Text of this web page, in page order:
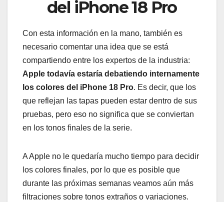
del iPhone 18 Pro
Con esta información en la mano, también es
necesario comentar una idea que se está
compartiendo entre los expertos de la industria:
Apple todavía estaría debatiendo internamente
los colores del iPhone 18 Pro. Es decir, que los
que reflejan las tapas pueden estar dentro de sus
pruebas, pero eso no significa que se conviertan
en los tonos finales de la serie.
A Apple no le quedaría mucho tiempo para decidir
los colores finales, por lo que es posible que
durante las próximas semanas veamos aún más
filtraciones sobre tonos extraños o variaciones.